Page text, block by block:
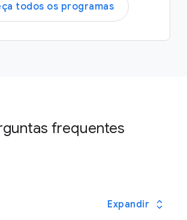
todos os programas
frequentes
Expandir